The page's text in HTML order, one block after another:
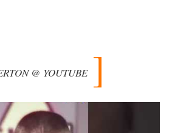
nicht zur Gänze kriegstauglich aber längst
Innerer…
Meeres 33
die Karten mit den russischen Raffinerien
@ YOUTUBE